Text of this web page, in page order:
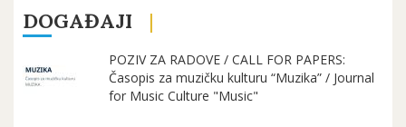
DOGAĐAJI
POZIV ZA RADOVE / CALL FOR PAPERS:
Časopis za muzičku kulturu “Muzika” / Journal
for Music Culture "Music"